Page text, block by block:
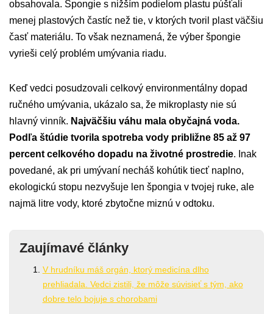
obsahovala. Špongie s nižším podielom plastu púšťali
menej plastových častíc než tie, v ktorých tvoril plast väčšiu
časť materiálu. To však neznamená, že výber špongie
vyrieši celý problém umývania riadu.
Keď vedci posudzovali celkový environmentálny dopad
ručného umývania, ukázalo sa, že mikroplasty nie sú
hlavný vinník. Najväčšiu váhu mala obyčajná voda.
Podľa štúdie tvorila spotreba vody približne 85 až 97
percent celkového dopadu na životné prostredie. Inak
povedané, ak pri umývaní necháš kohútik tiecť naplno,
ekologickú stopu nezvyšuje len špongia v tvojej ruke, ale
najmä litre vody, ktoré zbytočne miznú v odtoku.
Zaujímavé články
V hrudníku máš orgán, ktorý medicína dlho
prehliadala. Vedci zistili, že môže súvisieť s tým, ako
dobre telo bojuje s chorobami